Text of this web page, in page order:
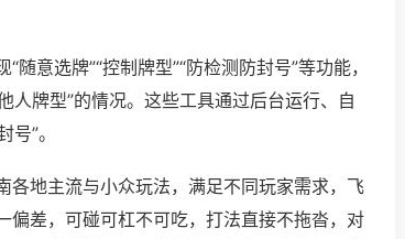
意选牌”“控制牌型”“防检测防封号”等功能，
人牌型”的情况。这些工具通过后台运行、自
”。
各地主流与小众玩法，满足不同玩家需求，飞
偏差，可碰可杠不可吃，打法直接不拖沓，对